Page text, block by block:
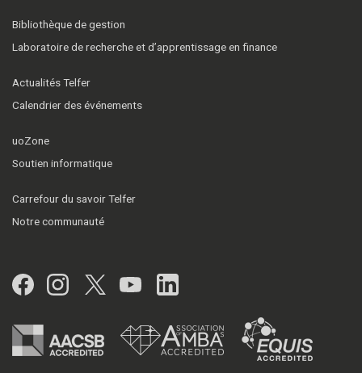
Bibliothèque de gestion
Laboratoire de recherche et d’apprentissage en finance
Actualités Telfer
Calendrier des événements
uoZone
Soutien informatique
Carrefour du savoir Telfer
Notre communauté
Facebook
Instagram
Twitter
YouTubeLinkedIn